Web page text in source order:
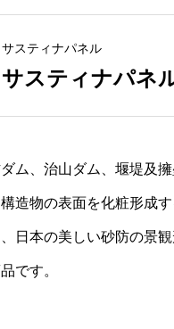
サスティナパネル
サスティナパネ
ム、治山ダム、堰堤及
造物の表面を化粧形成
、日本の美しい砂防の景
です。